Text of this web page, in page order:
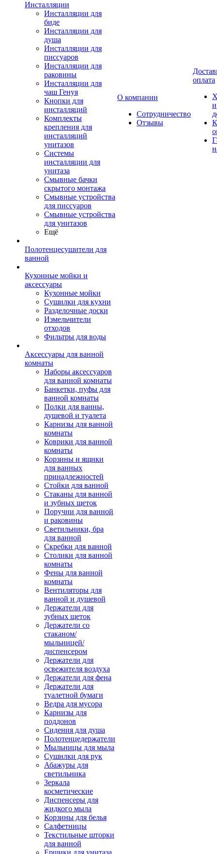
Инсталляции
Инсталляции для
биде
Инсталляции для
душа
Инсталляции для
писсуаров
Инсталляции для
раковины
Инсталляции для
чаш Генуя
Кнопки для
инсталляций
Комплекты
крепления для
инсталляций
унитазов
Системы
инсталляции для
унитаза
Смывные бачки
скрытого монтажа
Смывные устройства
для писсуаров
Смывные устройства
для унитазов
Ещё
Полотенцесушители для
ванной
Кухонные мойки и
аксессуары
Кухонные мойки
Сушилки для кухни
Разделочные доски
Измельчители
отходов
Фильтры для воды
Аксессуары для ванной
комнаты
Наборы аксессуаров
для ванной комнаты
Банкетки, пуфы для
ванной комнаты
Полки для ванны,
душевой и туалета
Карнизы для ванной
комнаты
Коврики для ванной
комнаты
Корзины и ящики
для ванных
принадлежностей
Стойки для ванной
Стаканы для ванной
и зубных щеток
Поручни для ванной
и раковины
Светильники, бра
для ванной
Скребки для ванной
Столики для ванной
комнаты
Фены для ванной
комнаты
Вентиляторы для
ванной и душевой
Держатели для
зубных щеток
Держатели со
стаканом/
мыльницей/
диспенсером
Держатели для
освежителя воздуха
Держатели для фена
Держатели для
туалетной бумаги
Ведра для мусора
Карнизы для
поддонов
Сидения для душа
Полотенцедержатели
Мыльницы для мыла
Сушилки для рук
Абажуры для
светильника
Зеркала
косметические
Диспенсеры для
жидкого мыла
Корзины для белья
Салфетницы
Текстильные шторки
для ванной
Ершики для унитаза
О компании
Сотрудничество
Отзывы
оплата
и